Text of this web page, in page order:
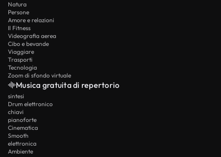
Natura
Persone
Amore e relazioni
Il Fitness
Videografia aerea
Cibo e bevande
Viaggiare
Trasporti
Tecnologia
Zoom di sfondo virtuale
Musica gratuita di repertorio
sintesi
Drum elettronico
chiavi
pianoforte
Cinematica
Smooth
elettronica
Ambiente